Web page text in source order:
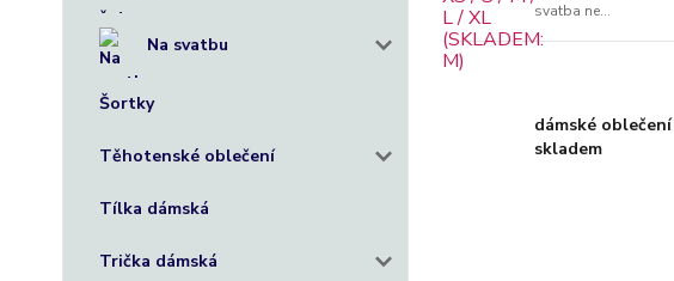
Na svatbu
Šortky
Těhotenské oblečení
Tílka dámská
Trička dámská
svatba ne...
dámské oblečení
skladem